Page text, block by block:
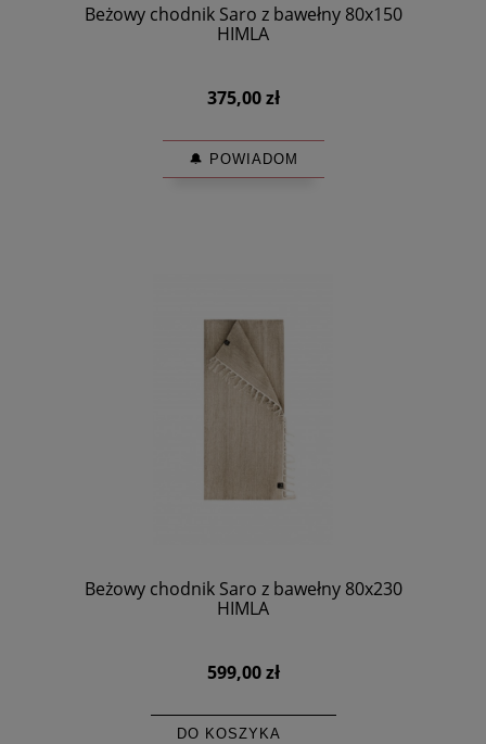
Beżowy chodnik Saro z bawełny 80x150
HIMLA
375,00 zł
🔔 POWIADOM
Beżowy chodnik Saro z bawełny 80x230
HIMLA
599,00 zł
DO KOSZYKA